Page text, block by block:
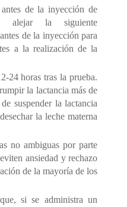
de la inyección de
alejar la siguiente
de la inyección para
a la realización de la
24 horas tras la prueba.
la lactancia más de
suspender la lactancia
la leche materna
no ambiguas por parte
ansiedad y rechazo
de la mayoría de los
si se administra un